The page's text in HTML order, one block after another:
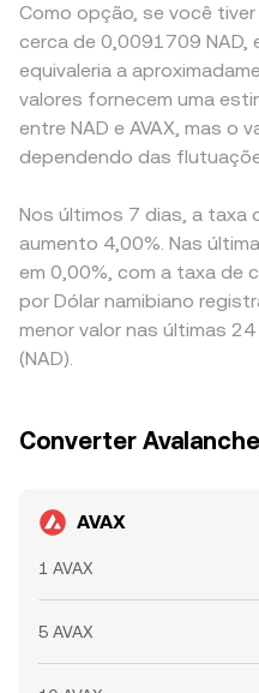
Como opção, se você tiver
cerca de 0,0091709 NAD,
equivaleria a
valores fornecem uma
entre NAD e AVAX, mas o
dependendo das
Nos últimos 7 dias, a taxa
aumento 4,00%. Nas
em 0,00%, com a taxa de
por Dólar namibiano
menor valor nas últimas
(NAD).
Converter
AVAX
1 AVAX
5 AVAX